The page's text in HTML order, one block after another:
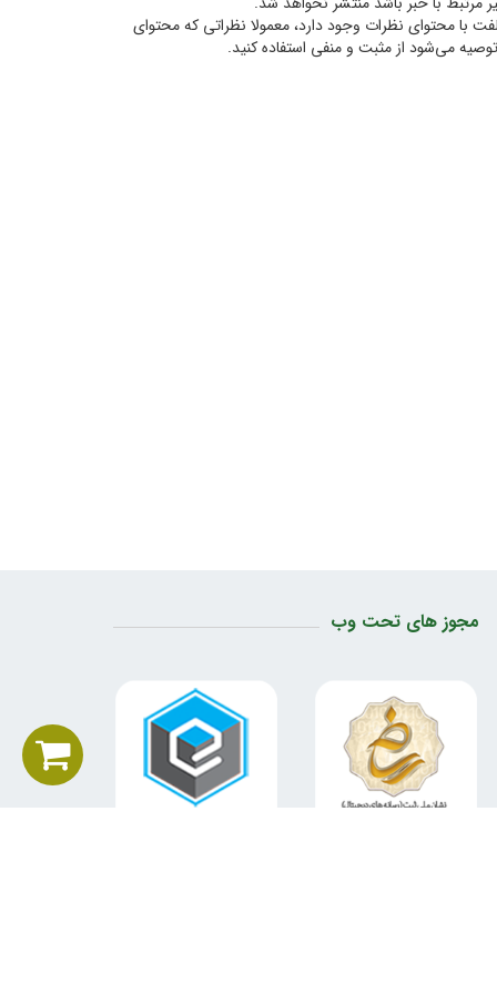
با محتوای نظرات وجود دارد، معمولا نظراتی که محتوای
توصيه مي‌شود از مثبت و منفی استفاده کنید.
مجوز های تحت وب